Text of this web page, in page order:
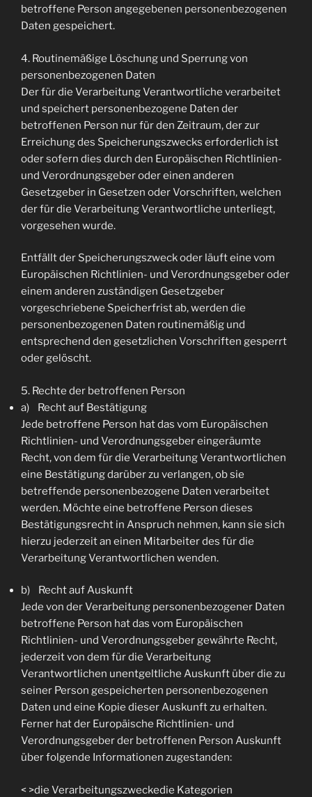
betroffene Person angegebenen personenbezogenen
Daten gespeichert.
4. Routinemäßige Löschung und Sperrung von
personenbezogenen Daten
Der für die Verarbeitung Verantwortliche verarbeitet
und speichert personenbezogene Daten der
betroffenen Person nur für den Zeitraum, der zur
Erreichung des Speicherungszwecks erforderlich ist
oder sofern dies durch den Europäischen Richtlinien-
und Verordnungsgeber oder einen anderen
Gesetzgeber in Gesetzen oder Vorschriften, welchen
der für die Verarbeitung Verantwortliche unterliegt,
vorgesehen wurde.
Entfällt der Speicherungszweck oder läuft eine vom
Europäischen Richtlinien- und Verordnungsgeber oder
einem anderen zuständigen Gesetzgeber
vorgeschriebene Speicherfrist ab, werden die
personenbezogenen Daten routinemäßig und
entsprechend den gesetzlichen Vorschriften gesperrt
oder gelöscht.
5. Rechte der betroffenen Person
a) Recht auf Bestätigung
Jede betroffene Person hat das vom Europäischen
Richtlinien- und Verordnungsgeber eingeräumte
Recht, von dem für die Verarbeitung Verantwortlichen
eine Bestätigung darüber zu verlangen, ob sie
betreffende personenbezogene Daten verarbeitet
werden. Möchte eine betroffene Person dieses
Bestätigungsrecht in Anspruch nehmen, kann sie sich
hierzu jederzeit an einen Mitarbeiter des für die
Verarbeitung Verantwortlichen wenden.
b) Recht auf Auskunft
Jede von der Verarbeitung personenbezogener Daten
betroffene Person hat das vom Europäischen
Richtlinien- und Verordnungsgeber gewährte Recht,
jederzeit von dem für die Verarbeitung
Verantwortlichen unentgeltliche Auskunft über die zu
seiner Person gespeicherten personenbezogenen
Daten und eine Kopie dieser Auskunft zu erhalten.
Ferner hat der Europäische Richtlinien- und
Verordnungsgeber der betroffenen Person Auskunft
über folgende Informationen zugestanden:
< >die Verarbeitungszweckedie Kategorien